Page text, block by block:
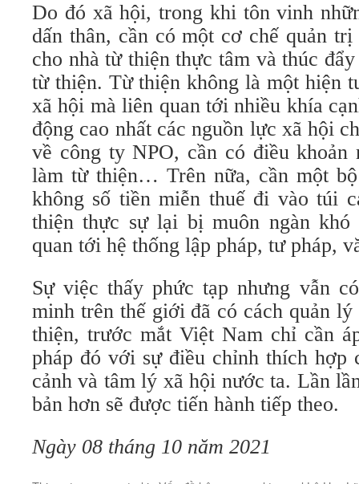
Do đó xã hội, trong khi tôn vinh
dấn thân, cần có một cơ chế quản
cho nhà từ thiện thực tâm và thúc
từ thiện. Từ thiện không là một hiện
xã hội mà liên quan tới nhiều khía
động cao nhất các nguồn lực xã hội
về công ty NPO, cần có điều khoản
làm từ thiện… Trên nữa, cần một
không số tiền miễn thuế đi vào túi
thiện thực sự lại bị muôn ngàn
quan tới hệ thống lập pháp, tư pháp,
Sự việc thấy phức tạp nhưng vẫn
minh trên thế giới đã có cách quản
thiện, trước mắt Việt Nam chỉ cần
pháp đó với sự điều chỉnh thích hợp
cảnh và tâm lý xã hội nước ta. Lần
bản hơn sẽ được tiến hành tiếp theo.
Ngày 08 tháng 10 năm 2021